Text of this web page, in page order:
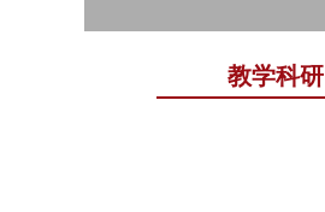
教学科研